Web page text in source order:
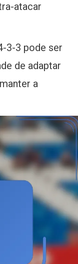
atacar
3-3 pode ser
de adaptar
a